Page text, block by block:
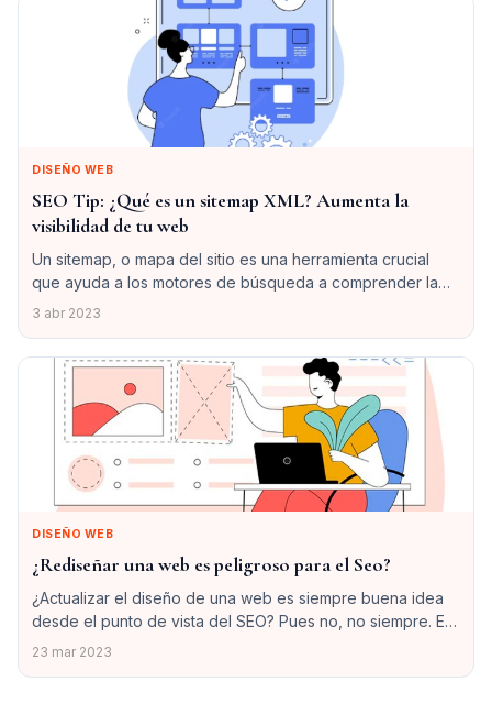
realizan una acción determinada, como realizar una
compra o rellenar …
DISEÑO WEB
SEO Tip: ¿Qué es un sitemap XML? Aumenta la
visibilidad de tu web
Un sitemap, o mapa del sitio es una herramienta crucial
que ayuda a los motores de búsqueda a comprender la
estructura de tu sitio web y su contenido. En este post,
que le …
3 abr 2023
DISEÑO WEB
¿Rediseñar una web es peligroso para el Seo?
¿Actualizar el diseño de una web es siempre buena idea
desde el punto de vista del SEO? Pues no, no siempre. Es
más, los rediseños en muchas ocasiones nos llevan a
23 mar 2023